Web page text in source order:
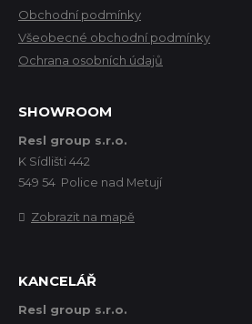
Obchodní podmínky
Všeobecné obchodní podmínky
Ochrana osobních údajů
SHOWROOM
Resl group s.r.o.
K Sídlišti 442
549 54 Police nad Metují
Zobrazit na mapě
KANCELÁŘ
Resl group s.r.o.